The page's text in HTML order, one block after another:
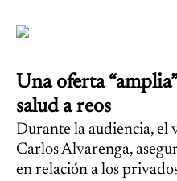
Una oferta
salud a reos
Durante la audiencia, el
Carlos Alvarenga,
en relación a los